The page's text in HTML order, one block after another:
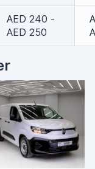
AED 240 -
AED 250